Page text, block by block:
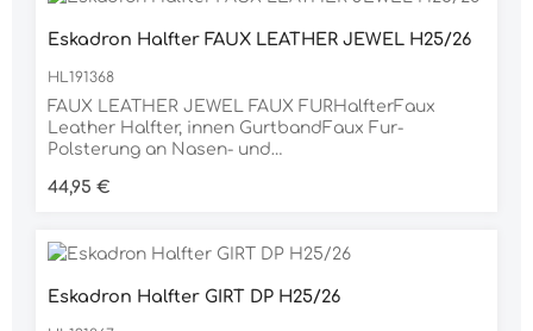
Eskadron Halfter FAUX LEATHER JEWEL H25/26
HL191368
FAUX LEATHER JEWEL FAUX FURHalfterFaux
Leather Halfter, innen GurtbandFaux Fur-
Polsterung an Nasen- und
DornschnallenverschlüsseVerstellmöglichkeit im
der linken SeiteMaterial100% PVC
Regulärer Preis:
44,95 €
Eskadron Halfter GIRT DP H25/26